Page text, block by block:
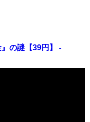
の謎【39円】 -